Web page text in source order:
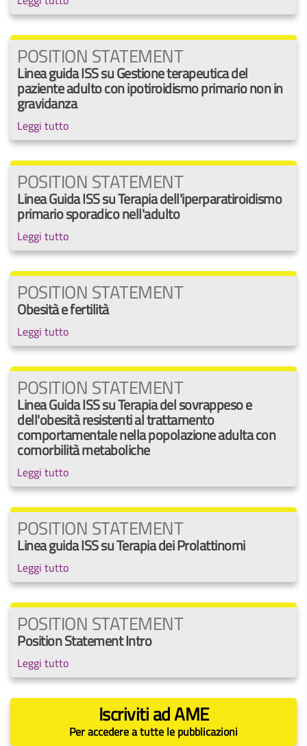
POSITION STATEMENT
Linea guida ISS su Gestione terapeutica del
paziente adulto con ipotiroidismo primario non in
gravidanza
Leggi tutto
POSITION STATEMENT
Linea Guida ISS su Terapia dell'iperparatiroidismo
primario sporadico nell'adulto
Leggi tutto
POSITION STATEMENT
Obesità e fertilità
Leggi tutto
POSITION STATEMENT
Linea Guida ISS su Terapia del sovrappeso e
dell'obesità resistenti al trattamento
comportamentale nella popolazione adulta con
comorbilità metaboliche
Leggi tutto
POSITION STATEMENT
Linea guida ISS su Terapia dei Prolattinomi
Leggi tutto
POSITION STATEMENT
Position Statement Intro
Leggi tutto
Iscriviti ad AME
Per accedere a tutte le pubblicazioni